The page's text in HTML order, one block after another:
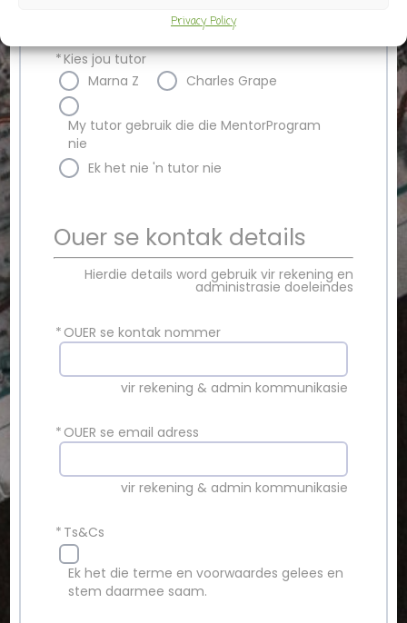
Privacy Policy
*Kies jou tutor
Marna Z
Charles Grape
My tutor gebruik die die MentorProgram
nie
Ek het nie 'n tutor nie
Ouer se kontak details
Hierdie details word gebruik vir rekening en
administrasie doeleindes
* OUER se kontak nommer
vir rekening & admin kommunikasie
* OUER se email adress
vir rekening & admin kommunikasie
* Ts&Cs
Ek het die terme en voorwaardes gelees en
stem daarmee saam.